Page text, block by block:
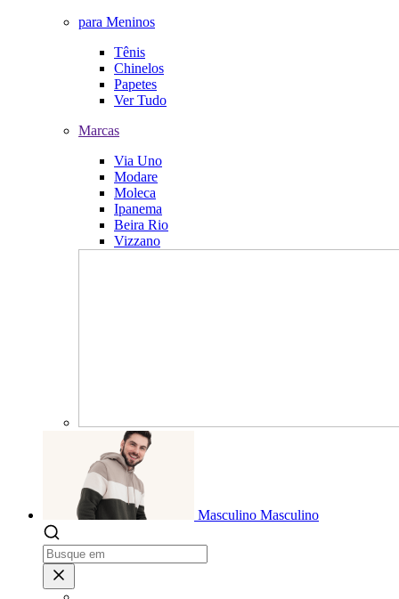
para Meninos
Tênis
Chinelos
Papetes
Ver Tudo
Marcas
Via Uno
Modare
Moleca
Ipanema
Beira Rio
Vizzano
Masculino Masculino